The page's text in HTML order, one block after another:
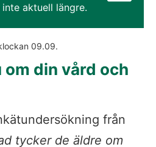
aktuell längre.
09.09.
din vård och
från
tycker de äldre om